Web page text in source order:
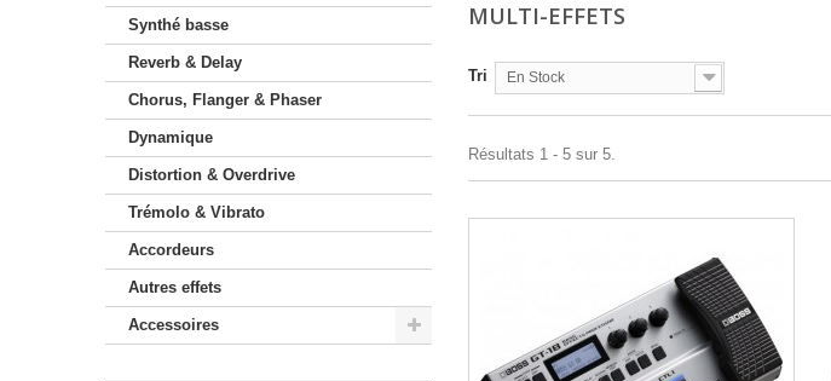
Synthé basse
Reverb & Delay
Chorus, Flanger & Phaser
Dynamique
Distortion & Overdrive
Trémolo & Vibrato
Accordeurs
Autres effets
Accessoires
MULTI-EFFETS
Tri En Stock
Résultats 1 - 5 sur 5.